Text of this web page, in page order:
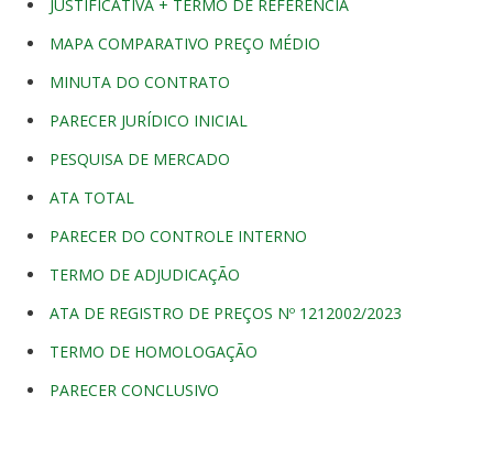
JUSTIFICATIVA + TERMO DE REFERENCIA
MAPA COMPARATIVO PREÇO MÉDIO
MINUTA DO CONTRATO
PARECER JURÍDICO INICIAL
PESQUISA DE MERCADO
ATA TOTAL
PARECER DO CONTROLE INTERNO
TERMO DE ADJUDICAÇÃO
ATA DE REGISTRO DE PREÇOS Nº 1212002/2023
TERMO DE HOMOLOGAÇÃO
PARECER CONCLUSIVO